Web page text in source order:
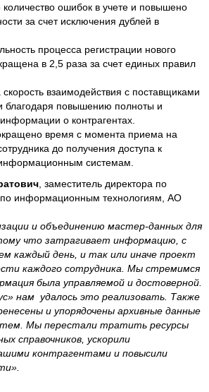
ошибок в учете и повышено
за счет исключения дублей в
процесса регистрации нового
в 2,5 раза за счет единых правил
взаимодействия с поставщиками
благодаря повышению полноты и
о контрагентах.
время с момента приема на
до получения доступа к
системам.
, заместитель директора по
информационным технологиям, АО
и объединению мастер-данных для
что затрагивает информацию, с
каждый день, и так или иначе проект
каждого сотрудника. Мы стремимся
была управляемой и достоверной.
нам удалось это реализовать. Также
и упорядочены архивные данные
Мы перестали тратить ресурсы
справочников, ускорили
контрагентами и повысили